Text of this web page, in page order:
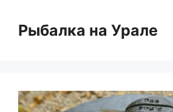
содержимому
Рыбалка на Урале